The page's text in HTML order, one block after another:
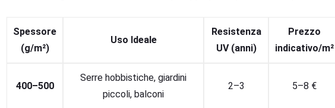
Spessore
(g/m²)
Uso Ideale
Resistenza
UV (anni)
Prezzo
indicativo/m²
400–500
Serre hobbistiche, giardini
piccoli, balconi
2–3 5–8 €